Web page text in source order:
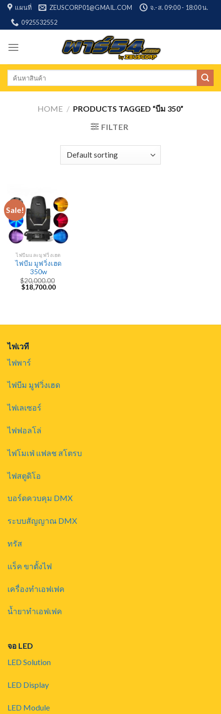
Skip
content
แผนที่ ZEUSCORP01@GMAIL.COM
จ.-ส. 09:00 - 18:00 น.
0925532552
Search
HOME / PRODUCTS TAGGED “บีม 350”
FILTER
Sale!
ไฟบีมและมูฟวิ่งเฮด
ไฟบีม มูฟวิ่งเฮด
350w
$20,000.00
Original
price
$18,700.00Current
ไฟเวที
ไฟพาร์
ไฟบีม มูฟวิ่งเฮด
ไฟเลเซอร์
ไฟฟอลโล่
ไฟโมเฟ่ แฟลช สโตรบ
ไฟสตูดิโอ
บอร์ดควบคุม DMX
ระบบสัญญาณ DMX
ทรัส
แร็ค ขาตั้งไฟ
เครื่องทำเอฟเฟค
น้ำยาทำเอฟเฟค
จอ LED
LED Solution
LED Display
LED Module